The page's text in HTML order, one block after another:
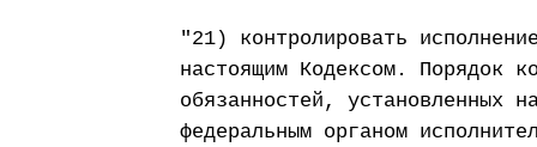
"21) контролировать
настоящим Кодексом. Порядок
обязанностей, установленных
федеральным органом